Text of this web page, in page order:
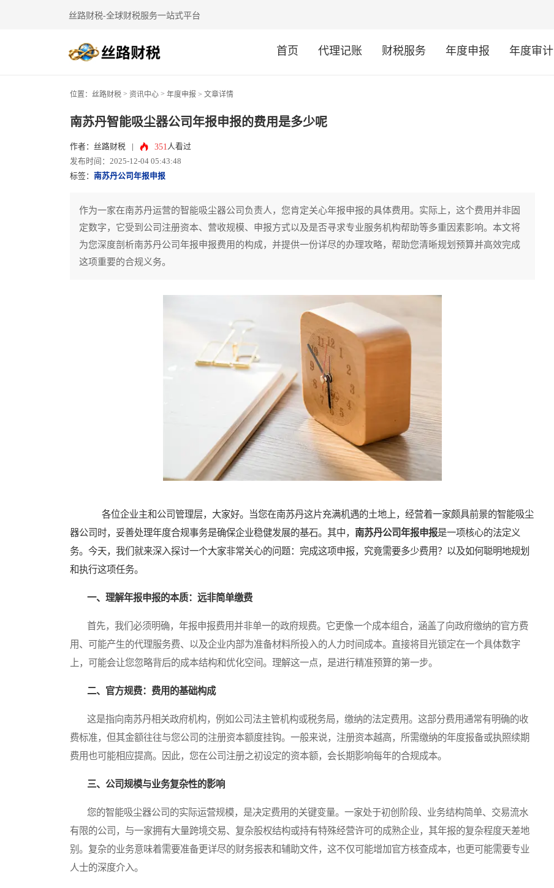
丝路财税-全球财税服务一站式平台
首页 代理记账 财税服务 年度申报 年度审计
位置： 丝路财税 > 资讯中心 > 年度申报 > 文章详情
南苏丹智能吸尘器公司年报申报的费用是多少呢
作者：丝路财税 351 人看过
发布时间：2025-12-04 05:43:48
标签： 南苏丹公司年报申报
作为一家在南苏丹运营的智能吸尘器公司负责人，您肯定关心年报申报的具体费用。实际上，这个费用并非固
定数字，它受到公司注册资本、营收规模、申报方式以及是否寻求专业服务机构帮助等多重因素影响。本文将
为您深度剖析南苏丹公司年报申报费用的构成，并提供一份详尽的办理攻略，帮助您清晰规划预算并高效完成
这项重要的合规义务。
各位企业主和公司管理层，大家好。当您在南苏丹这片充满机遇的土地上，经营着一家颇具前景的智能吸尘
器公司时，妥善处理年度合规事务是确保企业稳健发展的基石。其中， 南苏丹公司年报申报是一项核心的法定义
务。今天，我们就来深入探讨一个大家非常关心的问题：完成这项申报，究竟需要多少费用？以及如何聪明地规划
和执行这项任务。
一、理解年报申报的本质：远非简单缴费
首先，我们必须明确，年报申报费用并非单一的政府规费。它更像一个成本组合，涵盖了向政府缴纳的官方费
用、可能产生的代理服务费、以及企业内部为准备材料所投入的人力时间成本。直接将目光锁定在一个具体数字
上，可能会让您忽略背后的成本结构和优化空间。理解这一点，是进行精准预算的第一步。
二、官方规费：费用的基础构成
这是指向南苏丹相关政府机构，例如公司法主管机构或税务局，缴纳的法定费用。这部分费用通常有明确的收
费标准，但其金额往往与您公司的注册资本额度挂钩。一般来说，注册资本越高，所需缴纳的年度报备或执照续期
费用也可能相应提高。因此，您在公司注册之初设定的资本额，会长期影响每年的合规成本。
三、公司规模与业务复杂性的影响
您的智能吸尘器公司的实际运营规模，是决定费用的关键变量。一家处于初创阶段、业务结构简单、交易流水
有限的公司，与一家拥有大量跨境交易、复杂股权结构或持有特殊经营许可的成熟企业，其年报的复杂程度天差地
别。复杂的业务意味着需要准备更详尽的财务报表和辅助文件，这不仅可能增加官方核查成本，也更可能需要专业
人士的深度介入。